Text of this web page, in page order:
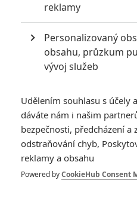
POSLEDNÍ KOMENTOVANÉ
3ČLÁNEK | 01.08.2026 16:40
Marvel nečekaně zrušil již
1 ČLÁNEK | 30.07.2026 20:14
Děti krve a kostí: Regulérní
dobrodružství s vůní Afriky
1ČLÁNEK | 30.07.2026 12:31
Spider-Man: Zbrusu nový den –
překvapivě emotivní a osobní film
reklamy
Personalizovaný
obsahu, průzkum
vývoj služeb
Udělením souhlasu s účely
dáváte nám i našim
bezpečnosti, předcházení
odstraňování chyb,
reklamy a obsahu
Powered byCookieHub Consent